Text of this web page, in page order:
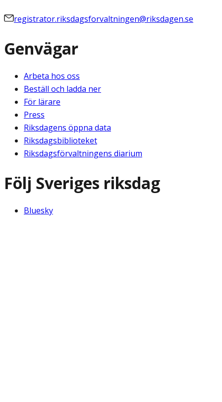
registrator.riksdagsforvaltningen@riksdagen.se
Genvägar
Arbeta hos oss
Beställ och ladda ner
För lärare
Press
Riksdagens öppna data
Riksdagsbiblioteket
Riksdagsförvaltningens diarium
Följ Sveriges riksdag
Bluesky